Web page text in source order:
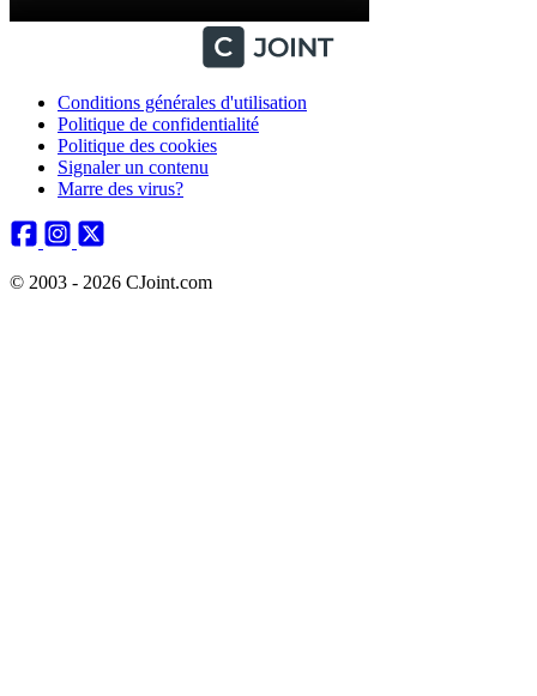
Conditions générales d'utilisation
Politique de confidentialité
Politique des cookies
Signaler un contenu
Marre des virus?
© 2003 - 2026 CJoint.com